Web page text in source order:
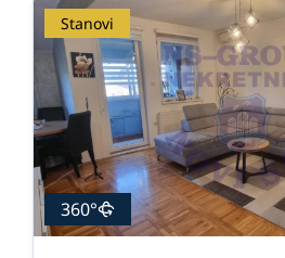
Stanovi
360°